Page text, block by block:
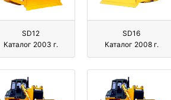
SD12
Каталог 2003 г.
SD16
Каталог 2008 г.